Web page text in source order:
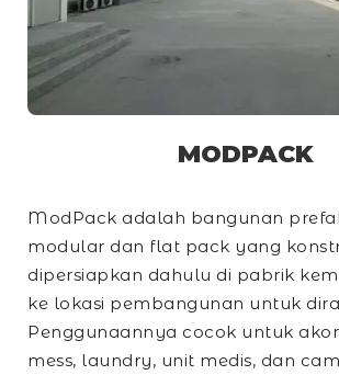
MODPACK
ModPack adalah bangunan
modular dan flat pack yang
dipersiapkan dahulu di pabrik
ke lokasi pembangunan untuk
Penggunaannya cocok untuk
mess, laundry, unit medis, dan